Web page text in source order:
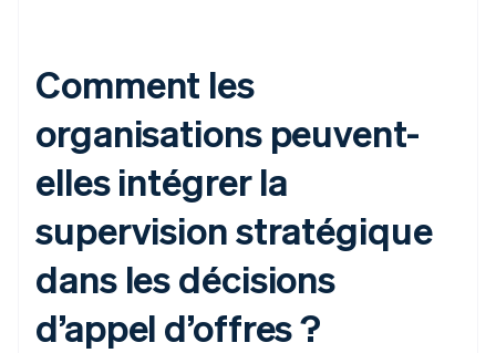
Comment les
organisations peuvent-
elles intégrer la
supervision stratégique
dans les décisions
d’appel d’offres ?